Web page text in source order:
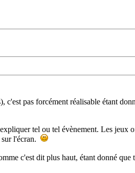
pas forcément réalisable étant
tel ou tel évènement. Les jeux
l'écran.
c'est dit plus haut, étant donné que